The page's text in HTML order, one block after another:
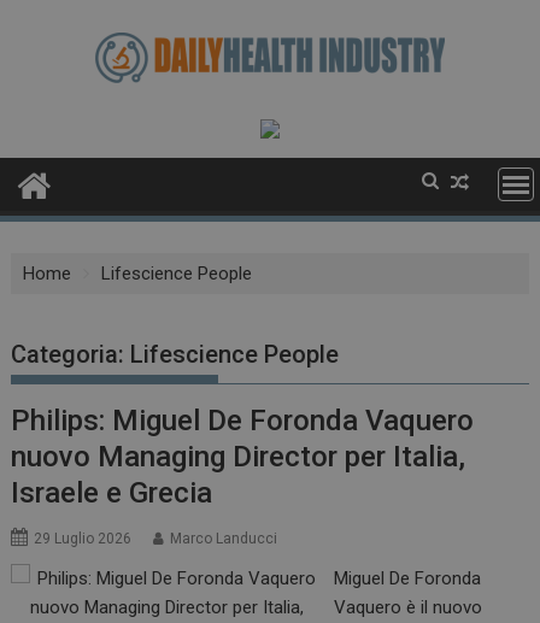
Home Lifescience People
Categoria: Lifescience People
Philips: Miguel De Foronda Vaquero
nuovo Managing Director per Italia,
Israele e Grecia
29 Luglio 2026 Marco Landucci
Miguel De Foronda
Vaquero è il nuovo